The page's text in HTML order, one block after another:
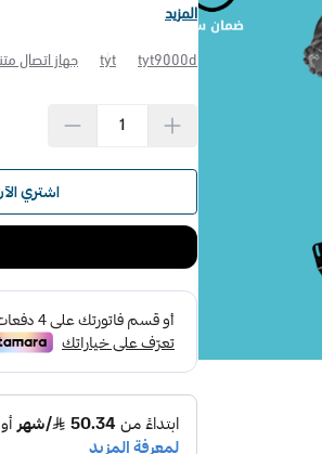
المزيد
tyt9000d
tyt جهاز اتصال
اشتري